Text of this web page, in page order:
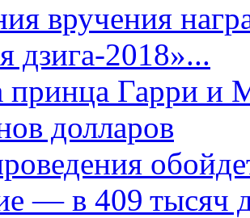
вручения
дзига-2018»...
принца Гарри и
долларов
— в 409 тысяч